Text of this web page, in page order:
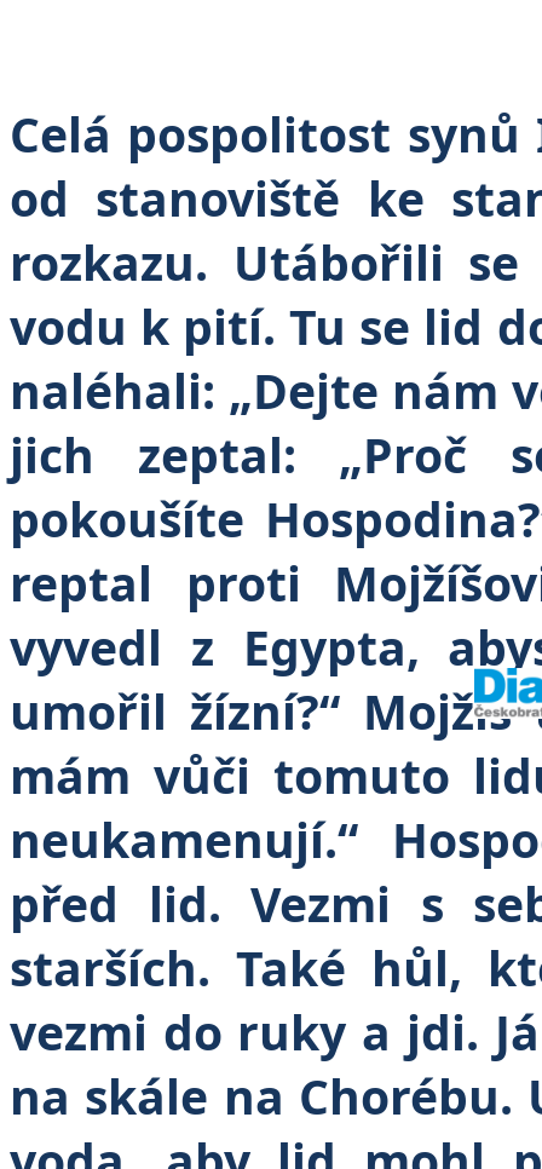
Celá pospolitost
od stanoviště ke
rozkazu. Utábořili
vodu k pití. Tu se lid
naléhali: „Dejte nám
jich zeptal: „Proč
pokoušíte
reptal proti
vyvedl z Egypta,
umořil žízní?“
mám vůči tomuto
neukamenují.“
před lid. Vezmi s
starších. Také hůl,
vezmi do ruky a jdi.
na skále na